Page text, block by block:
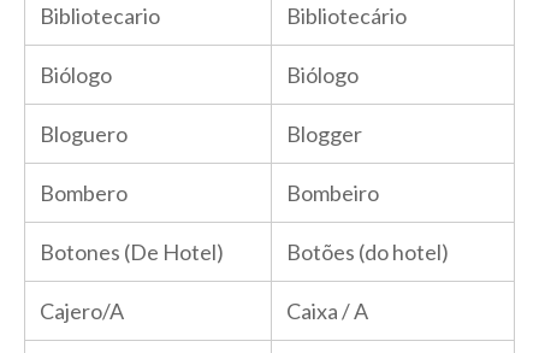
Bibliotecario Bibliotecário
Biólogo Biólogo
Bloguero Blogger
Bombero Bombeiro
Botones (De Hotel) Botões (do hotel)
Cajero/A Caixa / A